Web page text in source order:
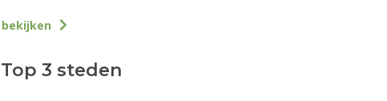
bekijken
Top 3 steden